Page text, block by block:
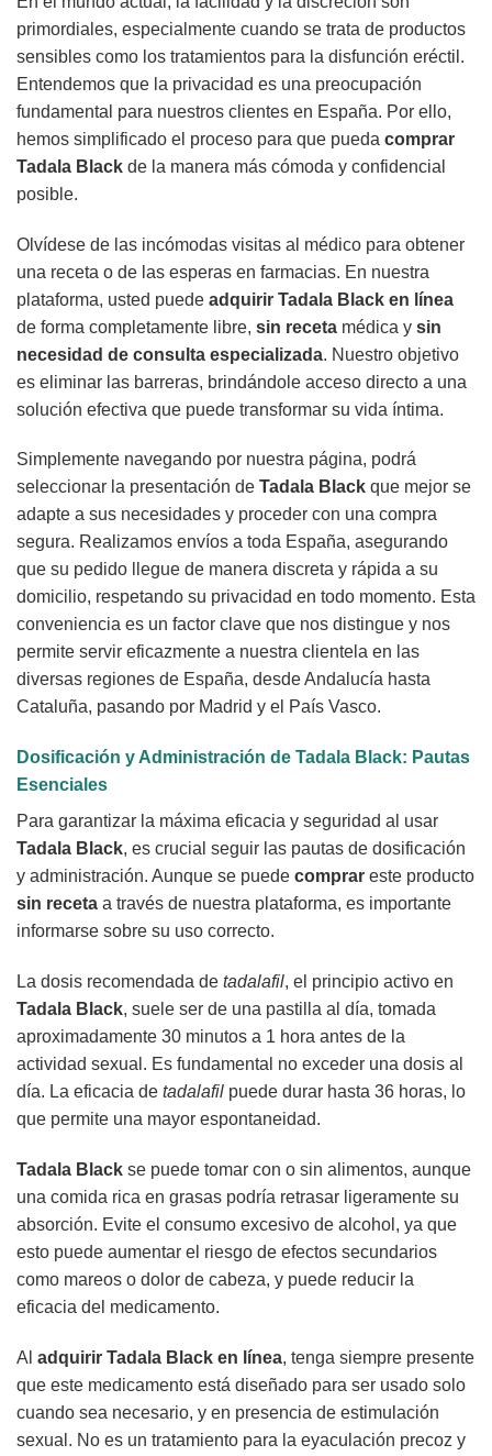
primordiales, especialmente cuando se trata de productos
sensibles como los tratamientos para la disfunción eréctil.
Entendemos que la privacidad es una preocupación
fundamental para nuestros clientes en España. Por ello,
hemos simplificado el proceso para que pueda comprar
Tadala Black de la manera más cómoda y confidencial
posible.
Olvídese de las incómodas visitas al médico para obtener
una receta o de las esperas en farmacias. En nuestra
plataforma, usted puede adquirir Tadala Black en línea
de forma completamente libre, sin receta médica y sin
necesidad de consulta especializada. Nuestro objetivo
es eliminar las barreras, brindándole acceso directo a una
solución efectiva que puede transformar su vida íntima.
Simplemente navegando por nuestra página, podrá
seleccionar la presentación de Tadala Black que mejor se
adapte a sus necesidades y proceder con una compra
segura. Realizamos envíos a toda España, asegurando
que su pedido llegue de manera discreta y rápida a su
domicilio, respetando su privacidad en todo momento. Esta
conveniencia es un factor clave que nos distingue y nos
permite servir eficazmente a nuestra clientela en las
diversas regiones de España, desde Andalucía hasta
Cataluña, pasando por Madrid y el País Vasco.
Dosificación y Administración de Tadala Black: Pautas
Esenciales
Para garantizar la máxima eficacia y seguridad al usar
Tadala Black, es crucial seguir las pautas de dosificación
y administración. Aunque se puede comprar este producto
sin receta a través de nuestra plataforma, es importante
informarse sobre su uso correcto.
La dosis recomendada de tadalafil, el principio activo en
Tadala Black, suele ser de una pastilla al día, tomada
aproximadamente 30 minutos a 1 hora antes de la
actividad sexual. Es fundamental no exceder una dosis al
día. La eficacia de tadalafil puede durar hasta 36 horas, lo
que permite una mayor espontaneidad.
Tadala Black se puede tomar con o sin alimentos, aunque
una comida rica en grasas podría retrasar ligeramente su
absorción. Evite el consumo excesivo de alcohol, ya que
esto puede aumentar el riesgo de efectos secundarios
como mareos o dolor de cabeza, y puede reducir la
eficacia del medicamento.
Al adquirir Tadala Black en línea, tenga siempre presente
que este medicamento está diseñado para ser usado solo
cuando sea necesario, y en presencia de estimulación
sexual. No es un tratamiento para la eyaculación precoz y